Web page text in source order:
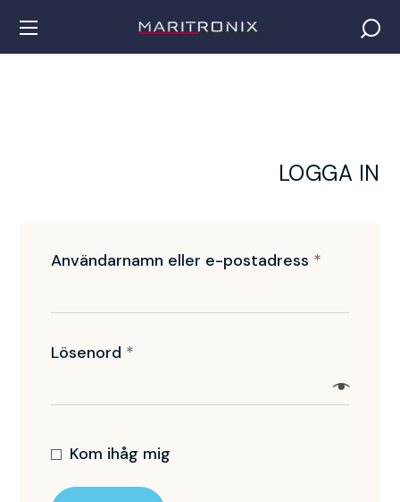
LOGGA IN
Användarnamn eller e-postadress *
Lösenord *
Kom ihåg mig